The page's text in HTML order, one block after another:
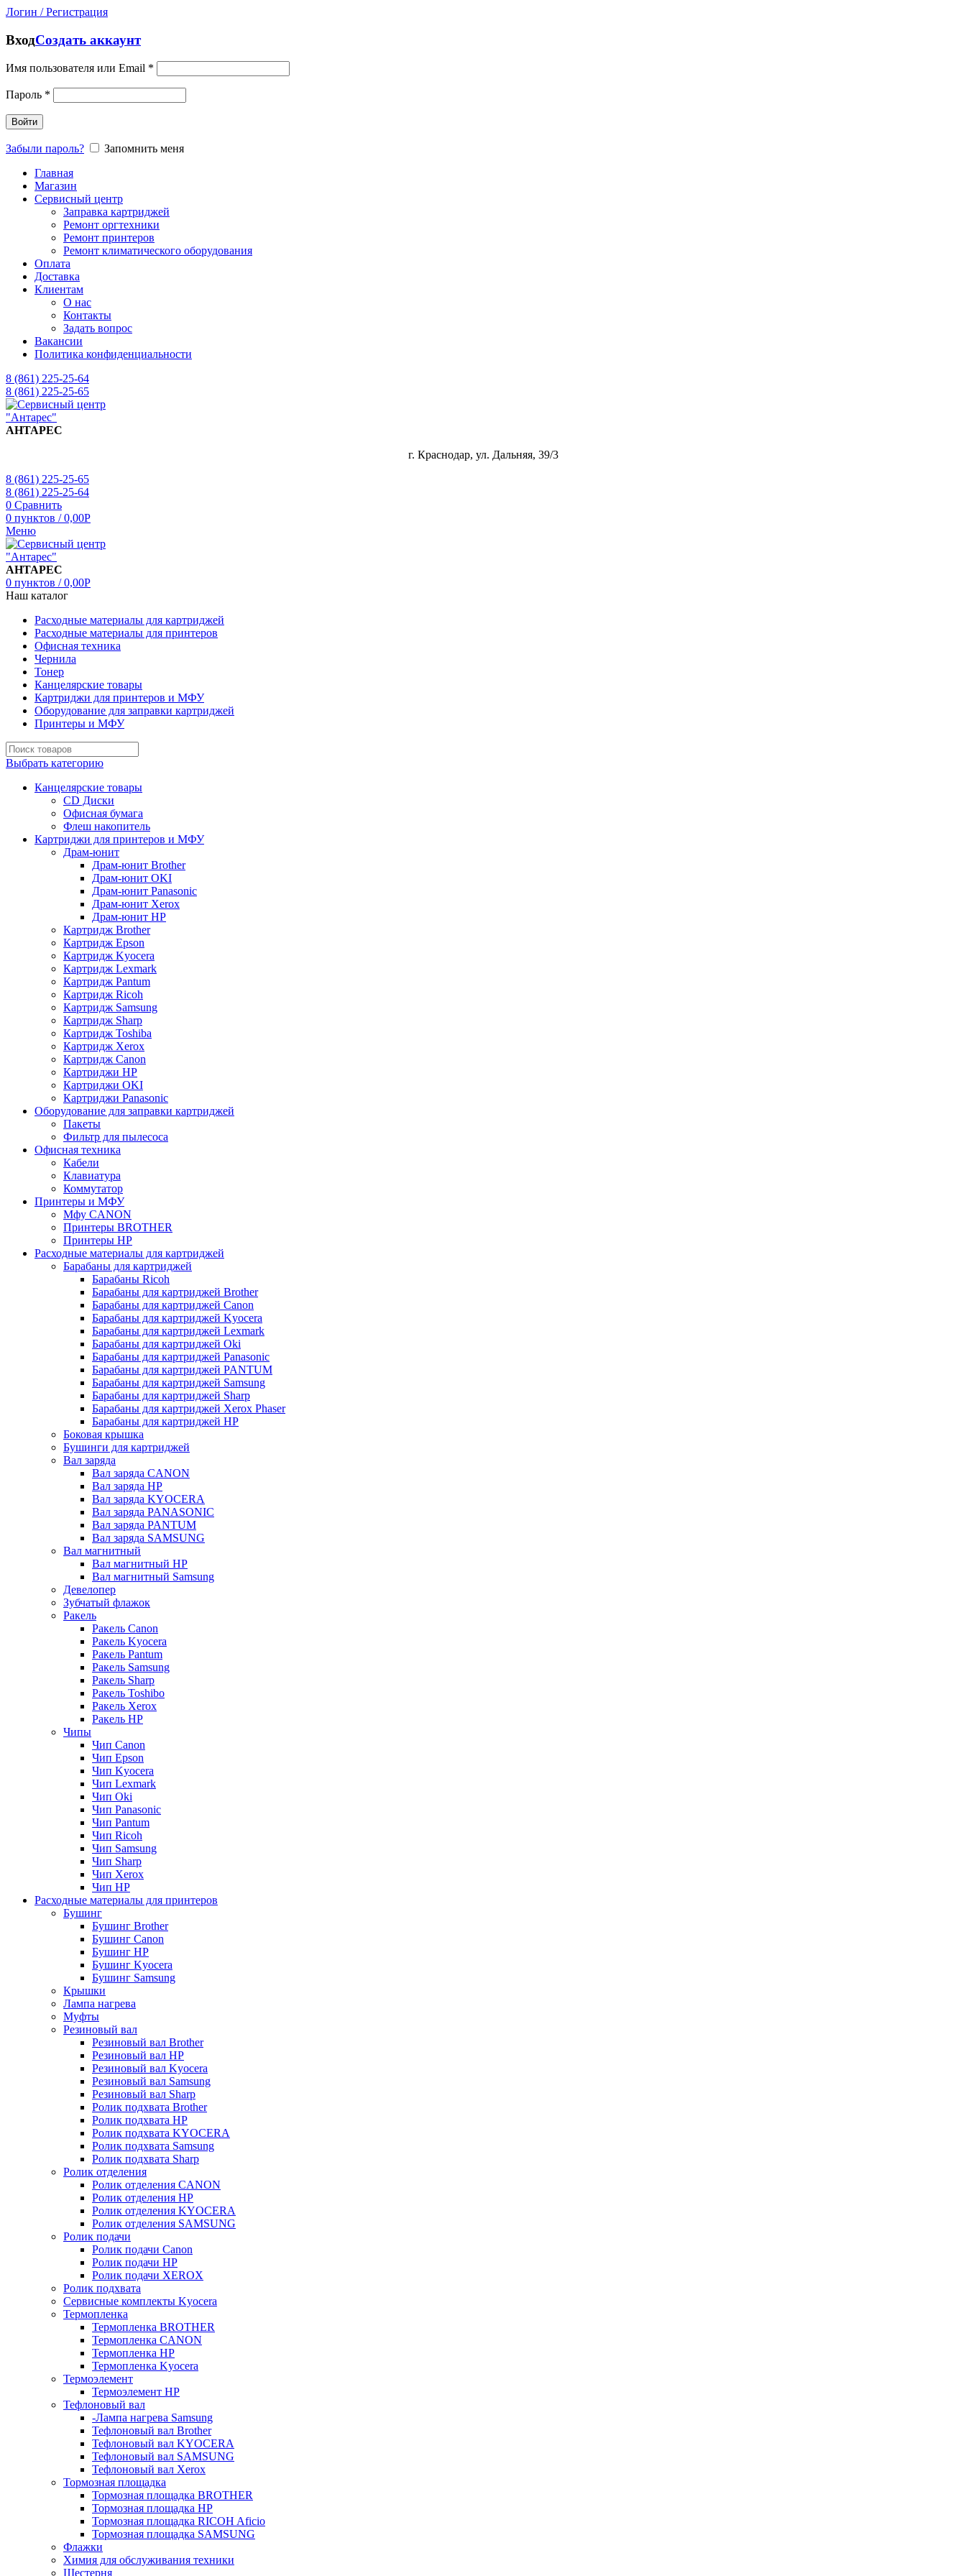
Логин / Регистрация
ВходСоздать аккаунт
Имя пользователя или Email *
Пароль *
Войти
Забыли пароль?
Запомнить меня
Главная
Магазин
Сервисный центр
Заправка картриджей
Ремонт оргтехники
Ремонт принтеров
Ремонт климатического оборудования
Оплата
Доставка
Клиентам
О нас
Контакты
Задать вопрос
Вакансии
Политика конфиденциальности
8 (861) 225-25-64
8 (861) 225-25-65
АНТАРЕС
г. Краснодар, ул. Дальняя, 39/3
8 (861) 225-25-65
8 (861) 225-25-64
0 Сравнить
0 пунктов / 0,00Р
Меню
АНТАРЕС
0 пунктов / 0,00Р
Наш каталог
Расходные материалы для картриджей
Расходные материалы для принтеров
Офисная техника
Чернила
Тонер
Канцелярские товары
Картриджи для принтеров и МФУ
Оборудование для заправки картриджей
Принтеры и МФУ
Выбрать категорию
Канцелярские товары
CD Диски
Офисная бумага
Флеш накопитель
Картриджи для принтеров и МФУ
Драм-юнит
Драм-юнит Brother
Драм-юнит OKI
Драм-юнит Panasonic
Драм-юнит Xerox
Драм-юнит НР
Картридж Brother
Картридж Epson
Картридж Kyocera
Картридж Lexmark
Картридж Pantum
Картридж Ricoh
Картридж Samsung
Картридж Sharp
Картридж Toshiba
Картридж Xerox
Картридж Сanon
Картриджи HP
Картриджи OKI
Картриджи Panasonic
Оборудование для заправки картриджей
Пакеты
Фильтр для пылесоса
Офисная техника
Кабели
Клавиатура
Коммутатор
Принтеры и МФУ
Мфу CANON
Принтеры BROTHER
Принтеры HP
Расходные материалы для картриджей
Барабаны для картриджей
Барабаны Ricoh
Барабаны для картриджей Brother
Барабаны для картриджей Canon
Барабаны для картриджей Kyocera
Барабаны для картриджей Lexmark
Барабаны для картриджей Oki
Барабаны для картриджей Panasonic
Барабаны для картриджей PANTUM
Барабаны для картриджей Samsung
Барабаны для картриджей Sharp
Барабаны для картриджей Xerox Phaser
Барабаны для картриджей НР
Боковая крышка
Бушинги для картриджей
Вал заряда
Вал заряда CANON
Вал заряда HP
Вал заряда KYOCERA
Вал заряда PANASONIC
Вал заряда PANTUM
Вал заряда SAMSUNG
Вал магнитный
Вал магнитный HP
Вал магнитный Samsung
Девелопер
Зубчатый флажок
Ракель
Ракель Canon
Ракель Kyocera
Ракель Pantum
Ракель Samsung
Ракель Sharp
Ракель Toshibo
Ракель Xerox
Ракель НР
Чипы
Чип Canon
Чип Epson
Чип Kyocera
Чип Lexmark
Чип Oki
Чип Panasonic
Чип Pantum
Чип Ricoh
Чип Samsung
Чип Sharp
Чип Xerox
Чип НР
Расходные материалы для принтеров
Бушинг
Бушинг Brother
Бушинг Canon
Бушинг HP
Бушинг Kyocera
Бушинг Samsung
Крышки
Лампа нагрева
Муфты
Резиновый вал
Резиновый вал Brother
Резиновый вал HP
Резиновый вал Kyocera
Резиновый вал Samsung
Резиновый вал Sharp
Ролик подхвата Brother
Ролик подхвата HP
Ролик подхвата KYOCERA
Ролик подхвата Samsung
Ролик подхвата Sharp
Ролик отделения
Ролик отделения CANON
Ролик отделения HP
Ролик отделения KYOCERA
Ролик отделения SAMSUNG
Ролик подачи
Ролик подачи Canon
Ролик подачи HP
Ролик подачи XEROX
Ролик подхвата
Сервисные комплекты Kyocera
Термопленка
Термопленка BROTHER
Термопленка CANON
Термопленка HP
Термопленка Kyocera
Термоэлемент
Термоэлемент НР
Тефлоновый вал
-Лампа нагрева Samsung
Тефлоновый вал Brother
Тефлоновый вал KYOCERA
Тефлоновый вал SAMSUNG
Тефлоновый вал Xerox
Тормозная площадка
Тормозная площадка BROTHER
Тормозная площадка HP
Тормозная площадка RICOH Aficio
Тормозная площадка SAMSUNG
Флажки
Химия для обслуживания техники
Шестерня